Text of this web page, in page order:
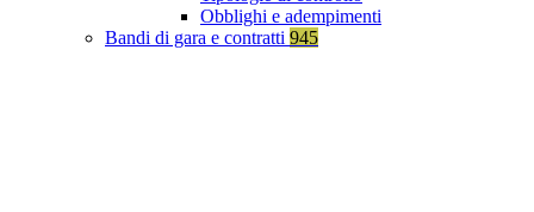
Obblighi e adempimenti
Bandi di gara e contratti 945